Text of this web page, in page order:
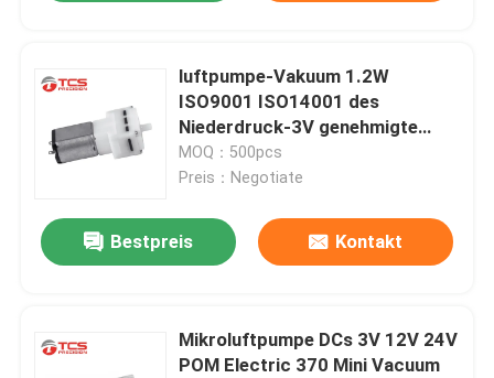
luftpumpe-Vakuum 1.2W
ISO9001 ISO14001 des
Niederdruck-3V genehmigte
Mikro
MOQ：500pcs
Preis：Negotiate
Bestpreis Kontakt
Mikroluftpumpe DCs 3V 12V 24V
POM Electric 370 Mini Vacuum